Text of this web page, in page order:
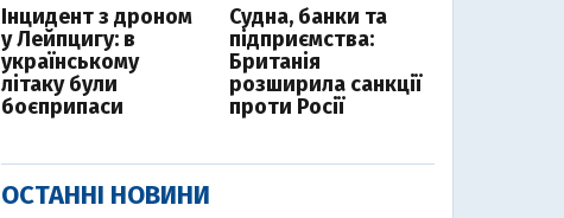
Інцидент з дроном
у Лейпцигу: в
українському
літаку були
боєприпаси
Судна, банки та
підприємства:
Британія
розширила санкції
проти Росії
ОСТАННІ НОВИНИ